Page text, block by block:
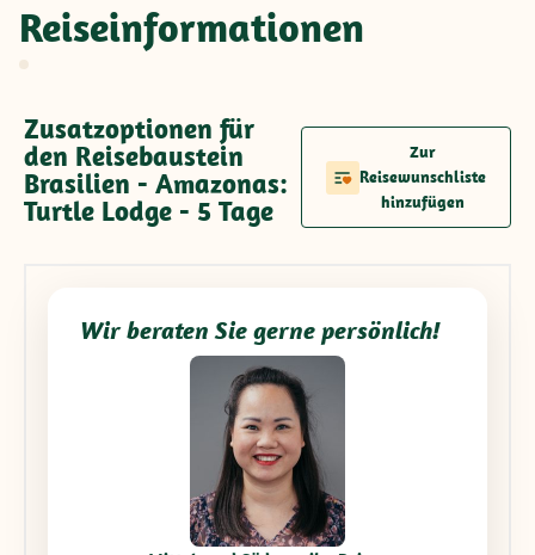
Reiseinformationen
Zusatzoptionen für
den Reisebaustein
Brasilien - Amazonas:
Turtle Lodge - 5 Tage
Zur
Reisewunschliste
hinzufügen
Wir beraten Sie gerne persönlich!